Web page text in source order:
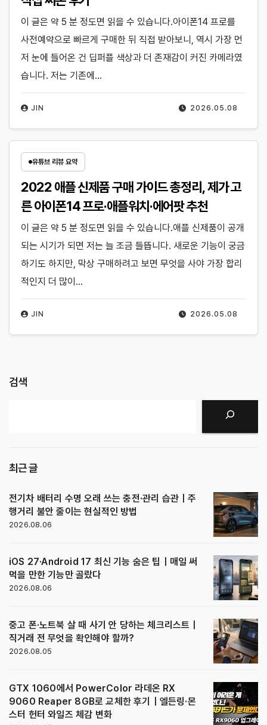
2026.05.08
JIN
이 글은 약 5 분 정도면 읽을 수 있습니다.아이폰14 프로를
사전예약으로 빠르게 구매한 뒤 직접 받아보니, 역시 가장 먼
저 눈에 들어온 건 딥퍼플 색상과 더 존재감이 커진 카메라였
습니다. 저는 기존에…
유튜브 리뷰 요약
2022 애플 신제품 구매 가이드 총정리, 제가 고
른 아이폰14 프로·애플워치·에어팟 추천
2026.05.08
JIN
이 글은 약 5 분 정도면 읽을 수 있습니다.애플 신제품이 공개
되는 시기가 되면 저는 늘 조금 들뜹니다. 새로운 기능이 궁금
하기도 하지만, 막상 구매하려고 보면 무엇을 사야 가장 합리
적인지 더 많이…
검색
최근 글
전기차 배터리 수명 오래 쓰는 충전·관리 습관｜주
행거리 불안 줄이는 현실적인 방법
2026.08.06
iOS 27·Android 17 최신 기능 숨은 팁｜매일 써
먹을 만한 기능만 골랐다
2026.08.06
중고 폰·노트북 살 때 사기 안 당하는 체크리스트｜
직거래 전 무엇을 확인해야 할까?
2026.08.05
GTX 1060에서 PowerColor 라데온 RX
9060 Reaper 8GB로 교체한 후기｜엘든링·몬
스터 헌터 와일즈 체감 변화